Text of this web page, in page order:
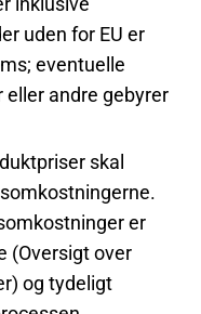
uden for EU er
eventuelle
andre gebyrer
skal
er
(Oversigt over
og tydeligt